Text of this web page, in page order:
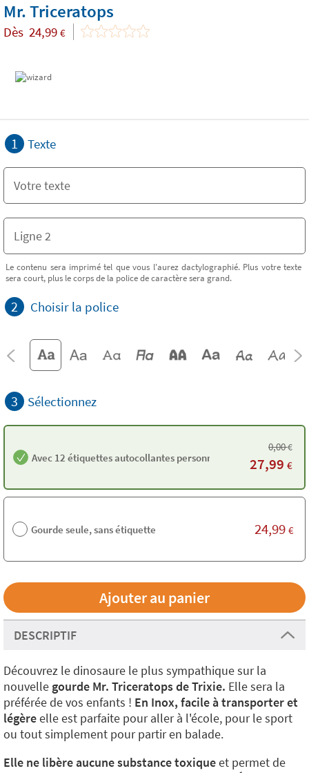
Mr. Triceratops
Dès 24,99 €
1 Texte
Le contenu sera imprimé tel que vous l'aurez dactylographié. Plus votre texte
sera court, plus le corps de la police de caractère sera grand.
2 Choisir la police
3 Sélectionnez
Avec 12 étiquettes autocollantes personnalisées
0,00€
27,99 €
Gourde seule, sans étiquette 24,99 €
DESCRIPTIF
Découvrez le dinosaure le plus sympathique sur la
nouvelle gourde Mr. Triceratops de Trixie. Elle sera la
préférée de vos enfants ! En Inox, facile à transporter et
légèreelle est parfaite pour aller à l'école, pour le sport
ou tout simplement pour partir en balade.
Elle ne libère aucune substance toxiqueet permet de